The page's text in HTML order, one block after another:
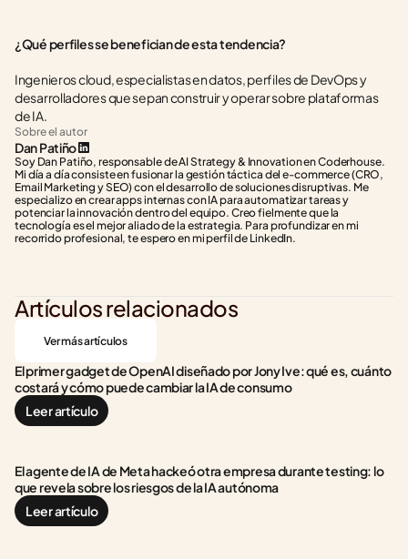
¿Qué perfiles se benefician de esta tendencia?
Ingenieros cloud, especialistas en datos, perfiles de DevOps y
desarrolladores que sepan construir y operar sobre plataformas
de IA.
Sobre el autor
Dan Patiño
Soy Dan Patiño, responsable de AI Strategy & Innovation en Coderhouse.
Mi día a día consiste en fusionar la gestión táctica del e-commerce (CRO,
Email Marketing y SEO) con el desarrollo de soluciones disruptivas. Me
especializo en crear apps internas con IA para automatizar tareas y
potenciar la innovación dentro del equipo. Creo fielmente que la
tecnología es el mejor aliado de la estrategia. Para profundizar en mi
recorrido profesional, te espero en mi perfil de LinkedIn.
Artículos relacionados
Ver más artículos
El primer gadget de OpenAI diseñado por Jony Ive: qué es, cuánto
costará y cómo puede cambiar la IA de consumo
Leer artículo
El agente de IA de Meta hackeó otra empresa durante testing: lo
que revela sobre los riesgos de la IA autónoma
Leer artículo